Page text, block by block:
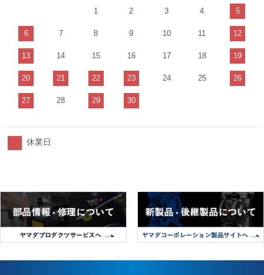
1 2 3 4 5
6 7 8 9 10 11 12
13 14 15 16 17 18 19
20 21 22 23 24 25 26
27 28 29 30
休業日